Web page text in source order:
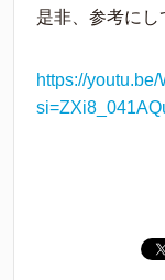
是非、参考にし
https://